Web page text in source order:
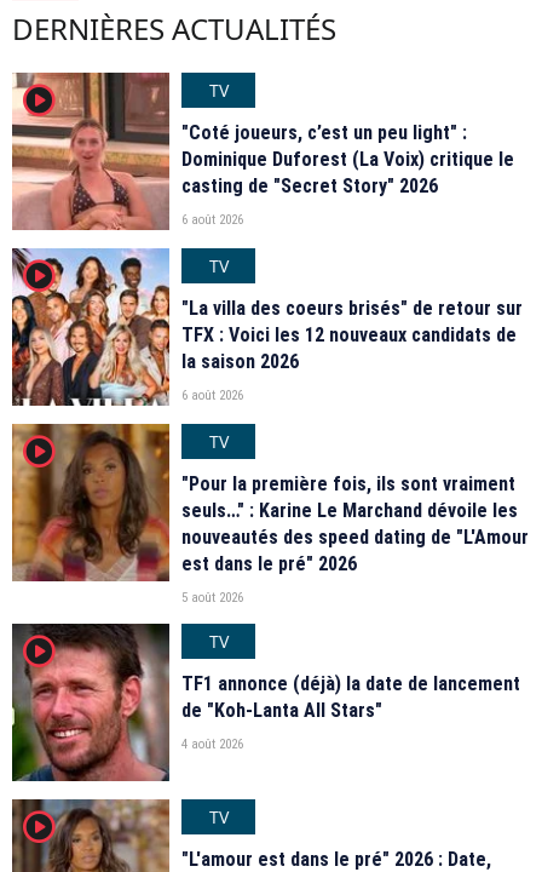
DERNIÈRES ACTUALITÉS
player2
TV
"Coté joueurs, c’est un peu light" :
Dominique Duforest (La Voix) critique le
casting de "Secret Story" 2026
6 août 2026
player2
TV
"La villa des coeurs brisés" de retour sur
TFX : Voici les 12 nouveaux candidats de
la saison 2026
6 août 2026
player2
TV
"Pour la première fois, ils sont vraiment
seuls…" : Karine Le Marchand dévoile les
nouveautés des speed dating de "L'Amour
est dans le pré" 2026
5 août 2026
player2
TV
TF1 annonce (déjà) la date de lancement
de "Koh-Lanta All Stars"
4 août 2026
player2
TV
"L'amour est dans le pré" 2026 : Date,